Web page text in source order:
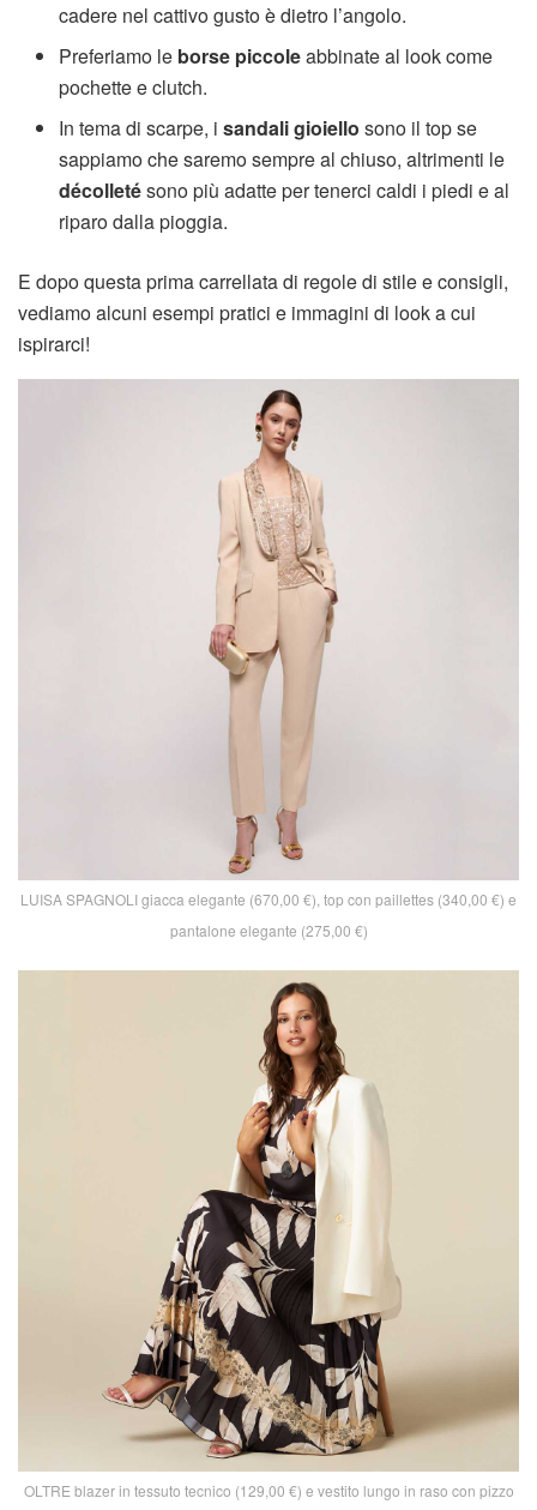
cadere nel cattivo gusto è dietro l’angolo.
Preferiamo le borse piccoleabbinate al look come
pochette e clutch.
In tema di scarpe, isandali gioiello sono il top se
sappiamo che saremo sempre al chiuso, altrimenti le
décolletésono più adatte per tenerci caldi i piedi e al
riparo dalla pioggia.
E dopo questa prima carrellata di regole di stile e consigli,
vediamo alcuni esempi pratici e immagini di look a cui
ispirarci!
LUISA SPAGNOLI giacca elegante (670,00 €), top con paillettes (340,00 €) e
pantalone elegante (275,00 €)
OLTRE blazer in tessuto tecnico (129,00 €) e vestito lungo in raso con pizzo